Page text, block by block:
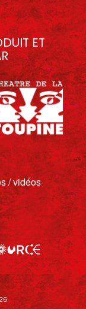
ET
/ vidéos